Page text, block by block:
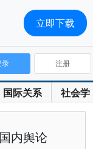
国际关系 社会学
录 注册
内舆论
立即下载